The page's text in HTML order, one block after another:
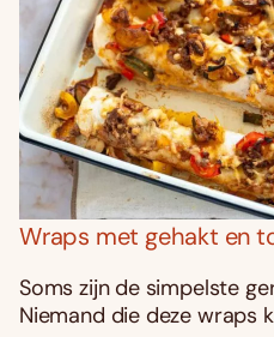
Wraps met gehakt en
Soms zijn de simpelste
Niemand die deze wraps